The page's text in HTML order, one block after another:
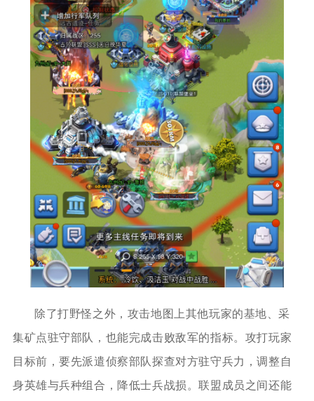
除了打野怪之外，攻击地图上其他玩家的基地、采
集矿点驻守部队，也能完成击败敌军的指标。攻打玩家
目标前，要先派遣侦察部队探查对方驻守兵力，调整自
身英雄与兵种组合，降低士兵战损。联盟成员之间还能